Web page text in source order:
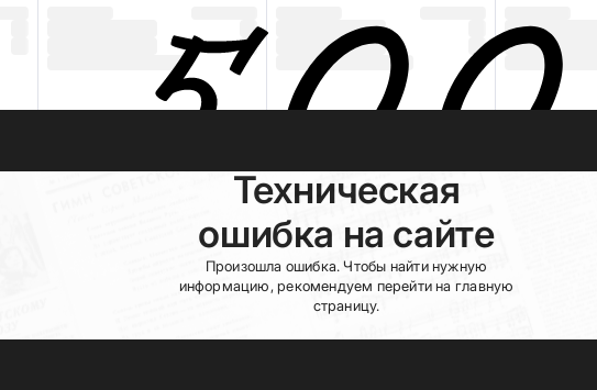
Техническая
ошибка на сайте
Произошла ошибка. Чтобы найти нужную
информацию, рекомендуем перейти на главную
страницу.